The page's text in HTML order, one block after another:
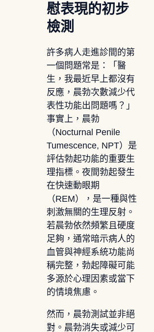
慰表現的初步
檢測
許多病人走進診間的第
一個問題常是：「醫
生，我最近早上都沒有
反應，晨勃次數減少代
表性功能出問題嗎？」
事實上，晨勃
（Nocturnal Penile
Tumescence, NPT）是
評估勃起功能的重要生
理指標。夜間勃起發生
在快速動眼期
（REM），是一種與性
刺激無關的生理反射。
若晨勃依然頻繁且硬度
足夠，通常暗示病人的
血管與神經系統功能尚
稱完整，勃起障礙可能
多源於心理因素或當下
的情境焦慮。
然而，晨勃測試並非絕
對。晨勃消失或減少可